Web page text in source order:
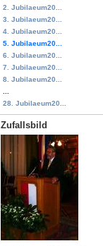
2. Jubilaeum20...
3. Jubilaeum20...
4. Jubilaeum20...
5. Jubilaeum20...
6. Jubilaeum20...
7. Jubilaeum20...
8. Jubilaeum20...
28. Jubilaeum20...
Zufallsbild